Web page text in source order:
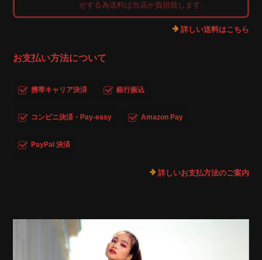
せする為送料は当店が負担致します。
詳しい送料はこちら
お支払い方法について
携帯キャリア決済 銀行振込
コンビニ決済・Pay-easy Amazon Pay
PayPal 決済
詳しいお支払方法のご案内